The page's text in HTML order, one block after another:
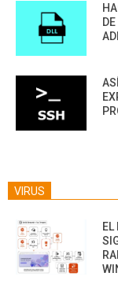
VIRUS
EL